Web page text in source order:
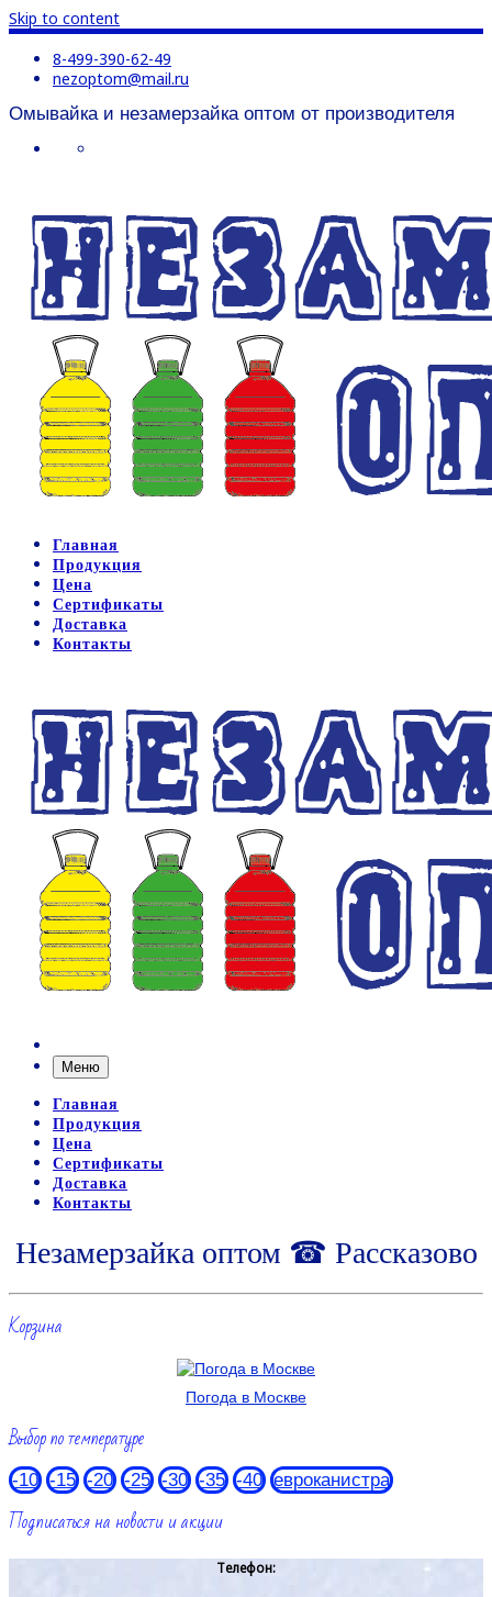
Skip to content
8-499-390-62-49
nezoptom@mail.ru
Омывайка и незамерзайка оптом от производителя
Главная
Продукция
Цена
Сертификаты
Доставка
Контакты
Меню
Главная
Продукция
Цена
Сертификаты
Доставка
Контакты
Незамерзайка оптом ☎ Рассказово
Корзина
Погода в Москве
Выбор по температуре
-10 -15 -20 -25 -30 -35 -40 евроканистра
Подписаться на новости и акции
Телефон: